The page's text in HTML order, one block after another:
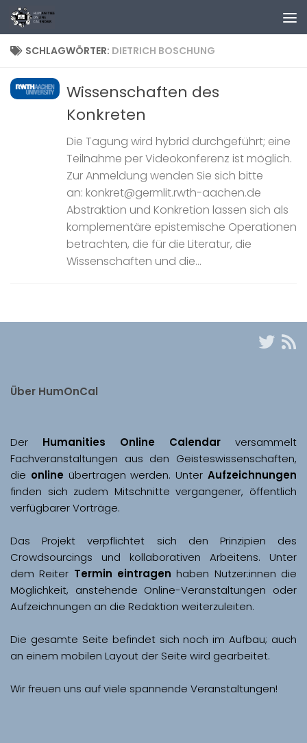
Zum Inhalt springen
SCHLAGWÖRTER: DIETRICH BOSCHUNG
Wissenschaften des
Konkreten
Die Tagung wird hybrid durchgeführt; eine
Teilnahme per Videokonferenz ist möglich.
Zur Anmeldung wenden Sie sich bitte
an: konkret@germlit.rwth-aachen.de
Abstraktion und Konkretion lassen sich als
komplementäre epistemische Operationen
betrachten, die für die Literatur, die
Wissenschaften und die...
Über HumOnCal
Der Humanities Online Calendar versammelt
Fachveranstaltungen aus den Geisteswissenschaften,
die online übertragen werden. Unter Aufzeichnungen
finden sich zudem Mitschnitte vergangener, öffentlich
Das Projekt verpflichtet sich den Prinzipien des
Crowdsourcings und kollaborativen Arbeitens. Unter
dem Reiter Termin eintragen haben Nutzer:innen die
Möglichkeit, anstehende Online-Veranstaltungen oder
Aufzeichnungen an die Redaktion weiterzuleiten.
Die gesamte Seite befindet sich noch im Aufbau; auch
Wir freuen uns auf viele spannende Veranstaltungen!